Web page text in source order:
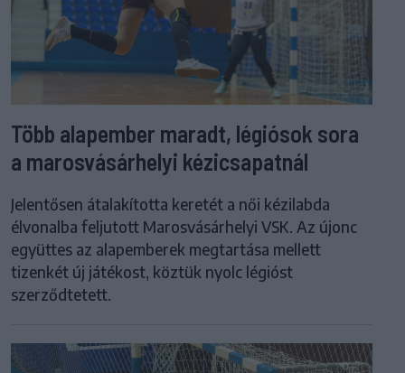
Több alapember maradt, légiósok sora
a marosvásárhelyi kézicsapatnál
Jelentősen átalakította keretét a női kézilabda
élvonalba feljutott Marosvásárhelyi VSK. Az újonc
együttes az alapemberek megtartása mellett
tizenkét új játékost, köztük nyolc légióst
szerződtetett.